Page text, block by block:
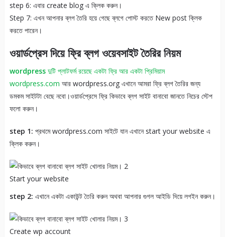
step 6: এবার create blog এ ক্লিক করুন।
Step 7: এখন আপনার ব্লগ তৈরি হয়ে গেছে ব্লগে পোস্ট করতে New post ক্লিক
করতে পারেন।
ওয়ার্ডপ্রেস দিয়ে ফ্রি ব্লগ ওয়েবসাইট তৈরির নিয়ম
wordpressদুটি প্লাটফর্ম রয়েছে একটা ফ্রি আর একটা প্রিমিয়াম
wordpress.com আর wordpress.org এখানে আমরা ফ্রি ব্লগ তৈরির জন্য
ডমকম সাইটটা বেছে নবো।ওয়ার্ডপ্রেসে ফ্রি কিভাবে ব্লগ সাইট বানাবো জানতে নিচের স্টেপ
ফলো করুন।
step 1: প্রথমে wordpress.com সাইটে যান এখানে start your website এ
ক্লিক করুন।
Start your website
step 2: এখানে একটা একাউন্ট তৈরি করুন অথবা আপনার গুগল আইডি দিয়ে লগইন করুন।
Create wp account